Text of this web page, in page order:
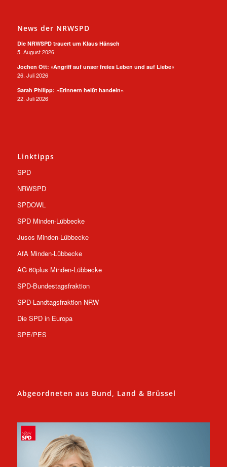
News der NRWSPD
Die NRWSPD trauert um Klaus Hänsch
5. August 2026
Jochen Ott: »Angriff auf unser freies Leben und auf Liebe«
26. Juli 2026
Sarah Philipp: »Erinnern heißt handeln«
22. Juli 2026
Linktipps
SPD
NRWSPD
SPDOWL
SPD Minden-Lübbecke
Jusos Minden-Lübbecke
AfA Minden-Lübbecke
AG 60plus Minden-Lübbecke
SPD-Bundestagsfraktion
SPD-Landtagsfraktion NRW
Die SPD in Europa
SPE/PES
Abgeordneten aus Bund, Land & Brüssel